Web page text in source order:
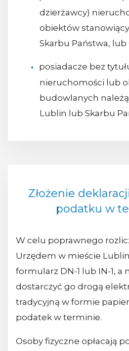
dzierżawcy)
obiektów
Skarbu Państwa,
posiadacze bez
nieruchomości lub
budowlanych
Lublin lub Skarbu
Złożenie
podatku w
W celu poprawnego
Urzędem w mieście
formularz DN-1 lub IN-1, a
dostarczyć go drogą
tradycyjną w formie
podatek w terminie.
Osoby fizyczne opłacają